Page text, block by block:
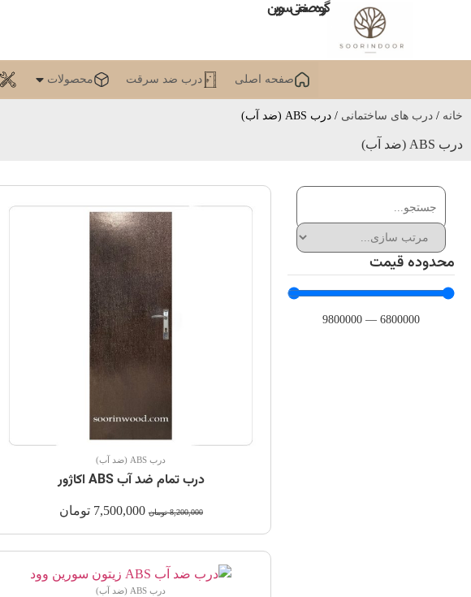
گروه صنعتی سورین
صفحه اصلی درب ضد سرقت محصولات
خانه / درب های ساختمانی / درب ABS (ضد آب)
درب ABS (ضد آب)
محدوده قیمت
6800000
—
9800000
درب ABS (ضد آب)
درب تمام ضد آب ABS اکاژور
8,200,000 تومان 7,500,000 تومان
درب ABS (ضد آب)